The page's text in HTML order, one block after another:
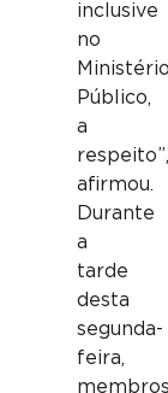
inclusive
no
Público,
a
afirmou.
Durante
a
tarde
desta
segunda-
feira,